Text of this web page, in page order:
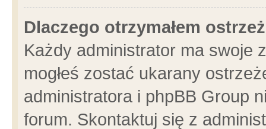
Dlaczego otrzymałem
Każdy administrator ma swoje
mogłeś zostać ukarany
administratora i phpBB Group
forum. Skontaktuj się z